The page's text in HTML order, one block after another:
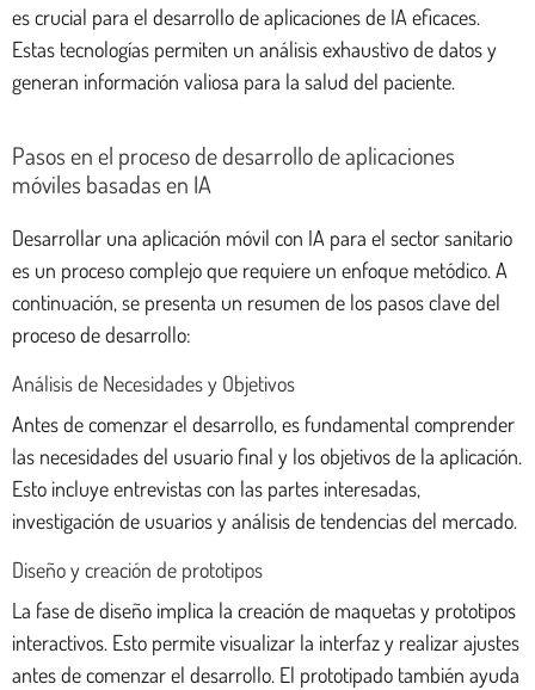
es crucial para el desarrollo de aplicaciones de IA eficaces.
Estas tecnologías permiten un análisis exhaustivo de datos y
generan información valiosa para la salud del paciente.
Pasos en el proceso de desarrollo de aplicaciones
móviles basadas en IA
Desarrollar una aplicación móvil con IA para el sector sanitario
es un proceso complejo que requiere un enfoque metódico. A
continuación, se presenta un resumen de los pasos clave del
proceso de desarrollo:
Análisis de Necesidades y Objetivos
Antes de comenzar el desarrollo, es fundamental comprender
las necesidades del usuario final y los objetivos de la aplicación.
Esto incluye entrevistas con las partes interesadas,
investigación de usuarios y análisis de tendencias del mercado.
Diseño y creación de prototipos
La fase de diseño implica la creación de maquetas y prototipos
interactivos. Esto permite visualizar la interfaz y realizar ajustes
antes de comenzar el desarrollo. El prototipado también ayuda